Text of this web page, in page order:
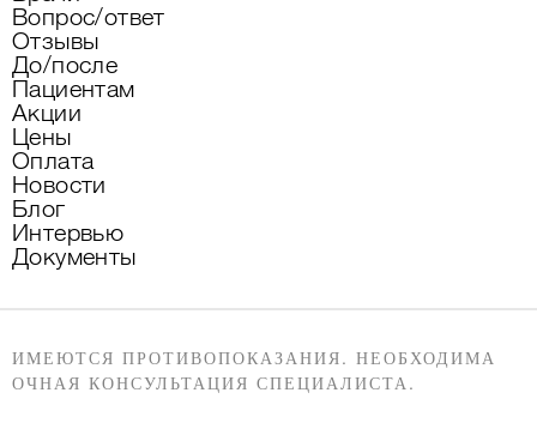
Вопрос/ответ
Отзывы
До/после
Пациентам
Акции
Цены
Оплата
Новости
Блог
Интервью
Документы
ИМЕЮТСЯ ПРОТИВОПОКАЗАНИЯ. НЕОБХОДИМА
ОЧНАЯ КОНСУЛЬТАЦИЯ СПЕЦИАЛИСТА.